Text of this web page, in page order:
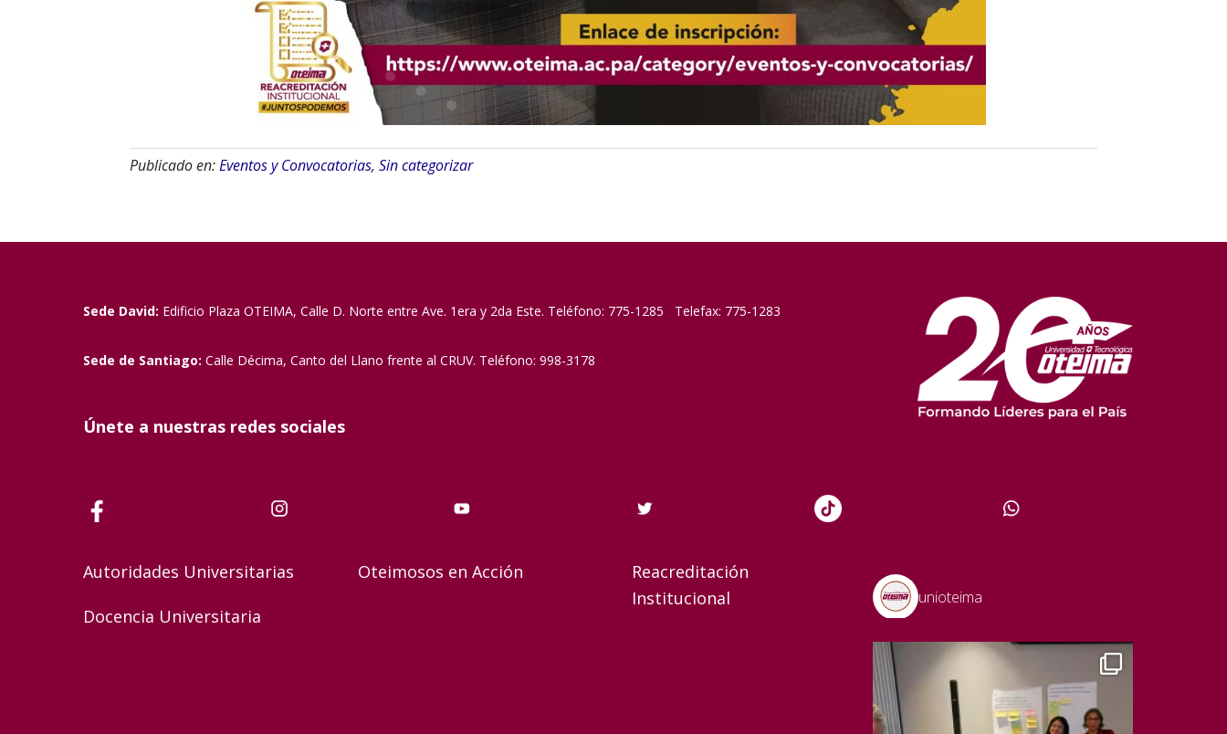
Publicado en:Eventos y Convocatorias, Sin categorizar
Sede David: Edificio Plaza OTEIMA, Calle D. Norte entre Ave. 1era y 2da Este. Teléfono: 775-1285 Telefax: 775-1283
Sede de Santiago: Calle Décima, Canto del Llano frente al CRUV. Teléfono: 998-3178
Únete a nuestras redes sociales
Autoridades Universitarias
Docencia Universitaria
Oteimosos en Acción
Reacreditación
Institucional
unioteima